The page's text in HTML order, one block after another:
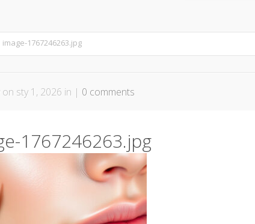
image-1767246263.jpg
on sty 1, 2026 in | 0 comments
1767246263.jpg